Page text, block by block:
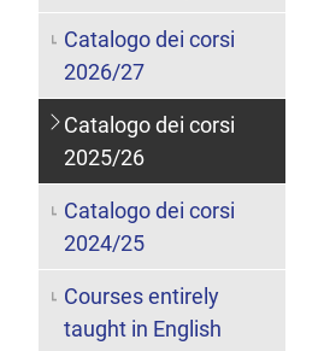
Catalogo dei corsi
2026/27
Catalogo dei corsi
2025/26
Catalogo dei corsi
2024/25
Courses entirely
taught in English